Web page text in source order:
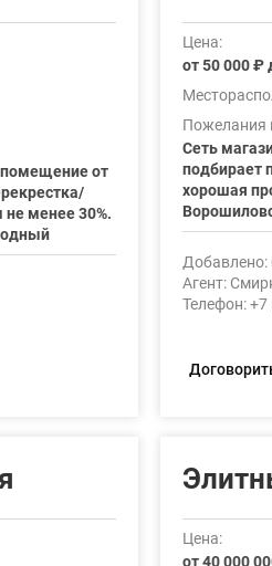
помещение от
менее 30%.
Цена:
от 50 000 ₽
Пожелания
Сеть
подбирает
хорошая
Добавлено:
Агент:
Телефон:
Цена:
от 40 000